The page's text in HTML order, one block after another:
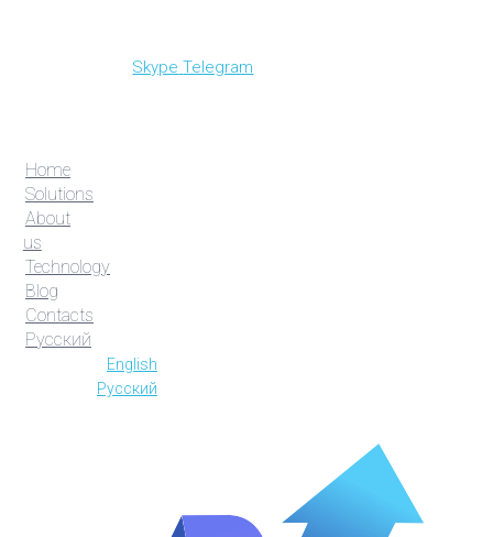
Skype Telegram
Home
Solutions
About
us
Technology
Blog
Contacts
Русский
English
Русский